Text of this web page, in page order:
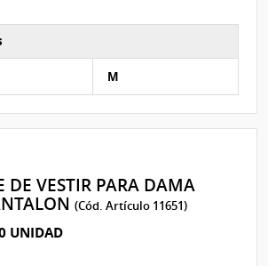
M
DE VESTIR PARA DAMA
(Cód. Artículo 11651)
UNIDAD